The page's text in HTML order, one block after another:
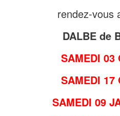
rendez-vous
DALBE de
SAMEDI 03
SAMEDI 17
SAMEDI 09